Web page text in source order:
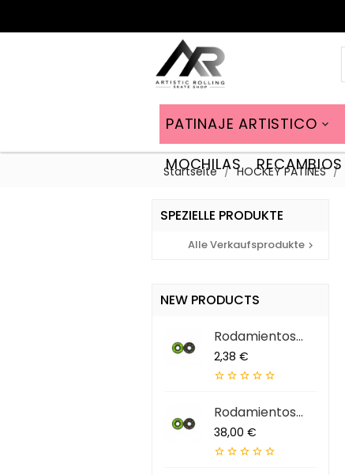

PATINAJE ARTISTICO
MOCHILAS RECAMBIOS
Startseite HOCKEY PATINES
SPEZIELLE PRODUKTE
Alle Verkaufsprodukte 
NEW PRODUCTS
Rodamientos
ABEC 9 QS (7...
Preis
2,38 €
    
Rodamientos
ABEC 9 QS (7...
Preis
38,00 €
    